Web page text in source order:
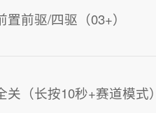
置前驱/四驱（03+）
关（长按10秒+赛道模式）